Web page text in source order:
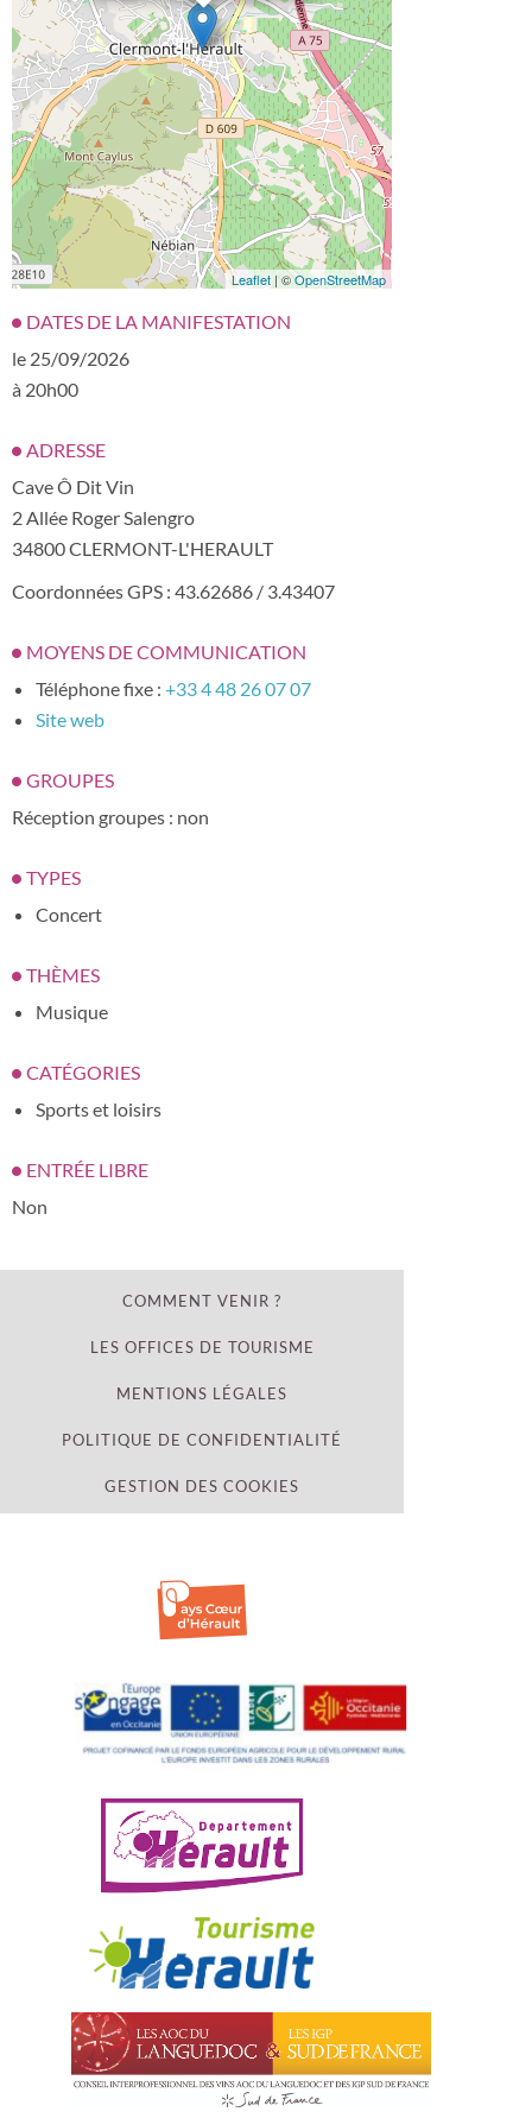
Leaflet | ©OpenStreetMap
DATES DE LA MANIFESTATION
le 25/09/2026
à 20h00
ADRESSE
Cave Ô Dit Vin
2 Allée Roger Salengro
34800 CLERMONT-L'HERAULT
Coordonnées GPS : 43.62686 / 3.43407
MOYENS DE COMMUNICATION
Téléphone fixe : +33 4 48 26 07 07
Site web
GROUPES
Réception groupes : non
TYPES
Concert
THÈMES
Musique
CATÉGORIES
Sports et loisirs
ENTRÉE LIBRE
Non
COMMENT VENIR ?
LES OFFICES DE TOURISME
MENTIONS LÉGALES
POLITIQUE DE CONFIDENTIALITÉ
GESTION DES COOKIES